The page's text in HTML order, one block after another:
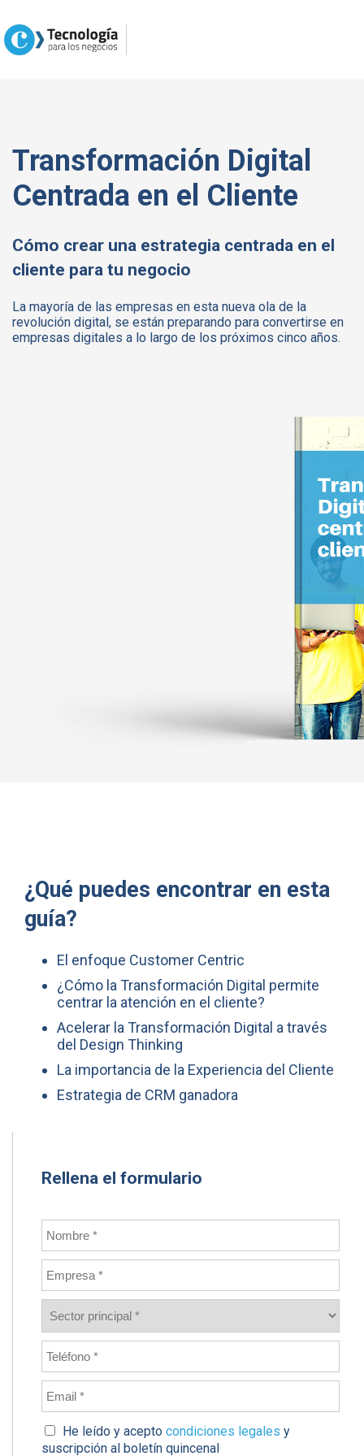
Transformación Digital
Centrada en el Cliente
Cómo crear una estrategia centrada en el
cliente para tu negocio
La mayoría de las empresas en esta nueva ola de la
revolución digital, se están preparando para convertirse en
empresas digitales a lo largo de los próximos cinco años.
¿Qué puedes encontrar en esta
guía?
El enfoque Customer Centric
¿Cómo la Transformación Digital permite
centrar la atención en el cliente?
Acelerar la Transformación Digital a través
del Design Thinking
La importancia de la Experiencia del Cliente
Estrategia de CRM ganadora
Rellena el formulario
He leído y acepto condiciones legales y
suscripción al boletín quincenal